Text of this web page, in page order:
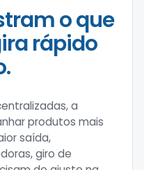
o que
rápido
a
produtos mais
saída,
giro de